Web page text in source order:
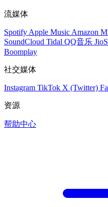
流媒体
Spotify Apple Music Amazon
SoundCloud Tidal QQ音乐
Boomplay
社交媒体
Instagram TikTok X (Twitter)
资源
帮助中心